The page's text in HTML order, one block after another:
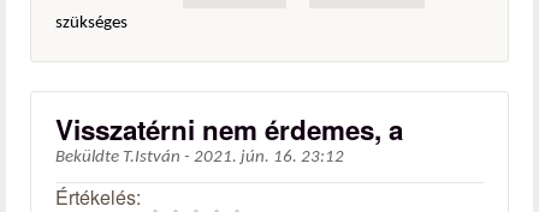
szükséges
Visszatérni nem érdemes, a
Beküldte T.István - 2021. jún. 16. 23:12
Értékelés: